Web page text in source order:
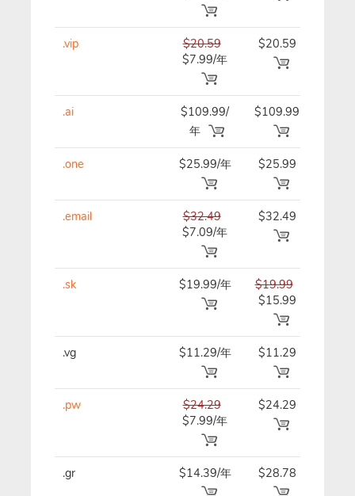
.vip
$20.59
$7.99/年
$20.59
.ai
$109.99/
年
$109.99
.one $25.99/年 $25.99
.email
$32.49
$7.09/年
$32.49
.sk $19.99/年
$19.99
$15.99
.vg $11.29/年 $11.29
.pw
$24.29
$7.99/年
$24.29
.gr $14.39/年 $28.78